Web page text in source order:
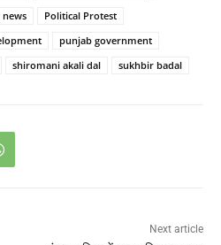
Political Protest
punjab government
shiromani akali dal sukhbir badal
Next article